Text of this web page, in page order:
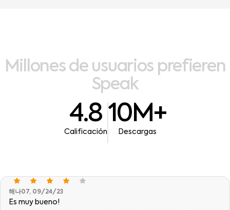
Millones de usuarios prefieren
Speak
4.8
Calificación
10M+
Descargas
해나07, 09/24/23
Es muy bueno!